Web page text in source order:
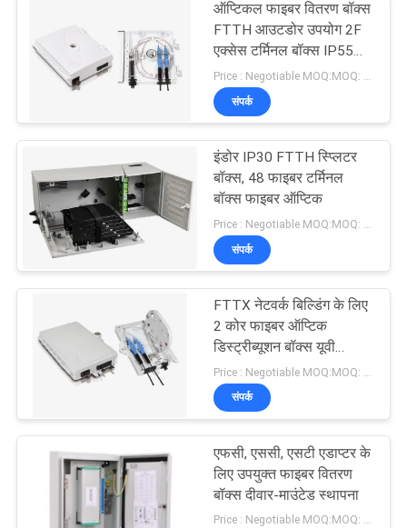
एफटीटीएच उपकरण
फाइबर ऑप्टिक वितरण
बॉक्स
71
फाइबर ऑप्टिक पैच पैनल
15
ऑप्टिकल फाइबर वितरण बॉक्स
FTTH आउटडोर उपयोग 2F
एक्सेस टर्मिनल बॉक्स IP55
सुरक्षा स्तर
संपर्क
इंडोर IP30 FTTH स्प्लिटर
बॉक्स, 48 फाइबर टर्मिनल
बॉक्स फाइबर ऑप्टिक
संपर्क
FTTX नेटवर्क बिल्डिंग के लिए
2 कोर फाइबर ऑप्टिक
डिस्ट्रीब्यूशन बॉक्स यूवी
प्रोटेक्शन
संपर्क
एफसी, एससी, एसटी एडाप्टर के
लिए उपयुक्त फाइबर वितरण
बॉक्स दीवार-माउंटेड स्थापना
Price : Negotiable MOQ:MOQ: 50 PCS